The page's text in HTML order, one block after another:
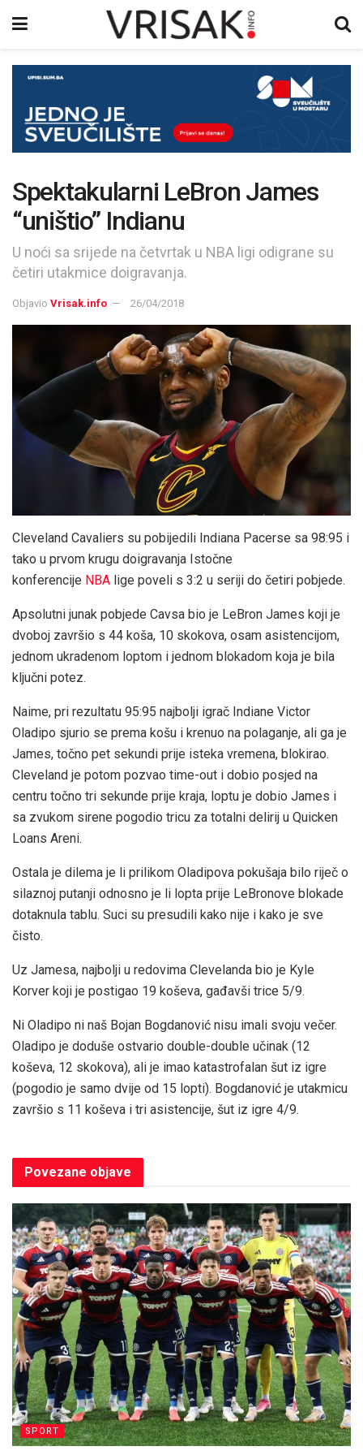
Spektakularni LeBron James
“uništio” Indianu
U noći sa srijede na četvrtak u NBA ligi odigrane su
četiri utakmice doigravanja.
Objavio Vrisak.info 26/04/2018
Cleveland Cavaliers su pobijedili Indiana Pacerse sa 98:95 i
tako u prvom krugu doigravanja Istočne
konferencije NBA lige poveli s 3:2 u seriji do četiri pobjede.
Apsolutni junak pobjede Cavsa bio je LeBron James koji je
dvoboj završio s 44 koša, 10 skokova, osam asistencijom,
jednom ukradenom loptom i jednom blokadom koja je bila
ključni potez.
Naime, pri rezultatu 95:95 najbolji igrač Indiane Victor
Oladipo sjurio se prema košu i krenuo na polaganje, ali ga je
James, točno pet sekundi prije isteka vremena, blokirao.
Cleveland je potom pozvao time-out i dobio posjed na
centru točno tri sekunde prije kraja, loptu je dobio James i
sa zvukom sirene pogodio tricu za totalni delirij u Quicken
Loans Areni.
Ostala je dilema je li prilikom Oladipova pokušaja bilo riječ o
silaznoj putanji odnosno je li lopta prije LeBronove blokade
dotaknula tablu. Suci su presudili kako nije i kako je sve
čisto.
Uz Jamesa, najbolji u redovima Clevelanda bio je Kyle
Korver koji je postigao 19 koševa, gađavši trice 5/9.
Ni Oladipo ni naš Bojan Bogdanović nisu imali svoju večer.
Oladipo je doduše ostvario double-double učinak (12
koševa, 12 skokova), ali je imao katastrofalan šut iz igre
(pogodio je samo dvije od 15 lopti). Bogdanović je utakmicu
završio s 11 koševa i tri asistencije, šut iz igre 4/9.
Povezane objave
SPORT